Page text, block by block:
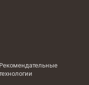
Рекомендательные